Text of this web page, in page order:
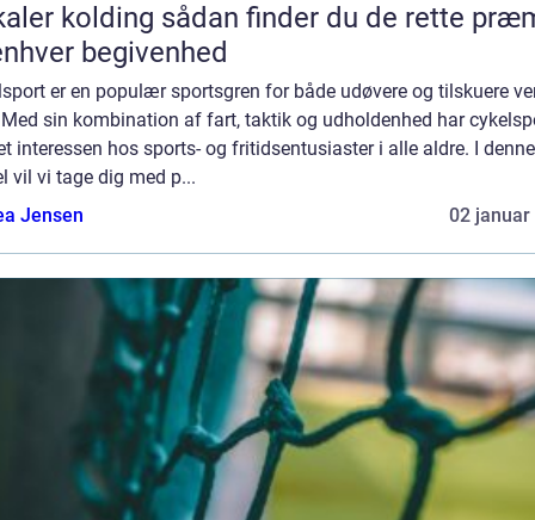
sådan finder du de rette præmier
begivenhed
er en populær sportsgren for både udøvere og tilskuere
Med sin kombination af fart, taktik og udholdenhed har
interessen hos sports- og fritidsentusiaster i alle aldre. I denne
vil vi tage dig med p...
Jensen
02 januar